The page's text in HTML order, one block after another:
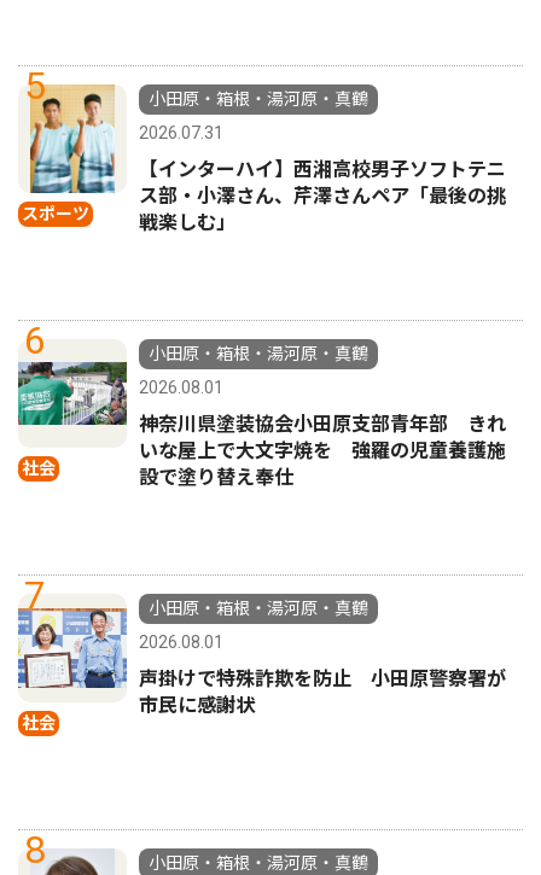
5
スポーツ
小田原・箱根・湯河原・真鶴
2026.07.31
【インターハイ】西湘高校男子ソフトテニ
ス部・小澤さん、芹澤さんペア「最後の挑
戦楽しむ」
6
社会
小田原・箱根・湯河原・真鶴
2026.08.01
神奈川県塗装協会小田原支部青年部 きれ
いな屋上で大文字焼を 強羅の児童養護施
設で塗り替え奉仕
7
社会
小田原・箱根・湯河原・真鶴
2026.08.01
声掛けで特殊詐欺を防止 小田原警察署が
市民に感謝状
8
小田原・箱根・湯河原・真鶴